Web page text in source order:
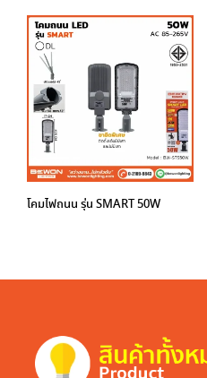
โคมไฟถนน รุ่น SMART 50W